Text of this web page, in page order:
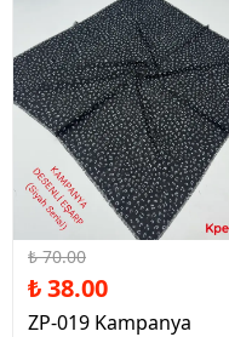
%46 İndirim
₺ 70.00
₺ 38.00
ZP-019 Kampanya